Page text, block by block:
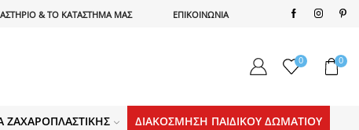
& ΤΟ ΚΑΤΑΣΤΗΜΑ ΜΑΣ ΕΠΙΚΟΙΝΩΝΙΑ
0 0
ΖΑΧΑΡΟΠΛΑΣΤΙΚΉΣ ΔΙΑΚΌΣΜΗΣΗ ΠΑΙΔΙΚΟΎ ΔΩΜΑΤΊΟΥ